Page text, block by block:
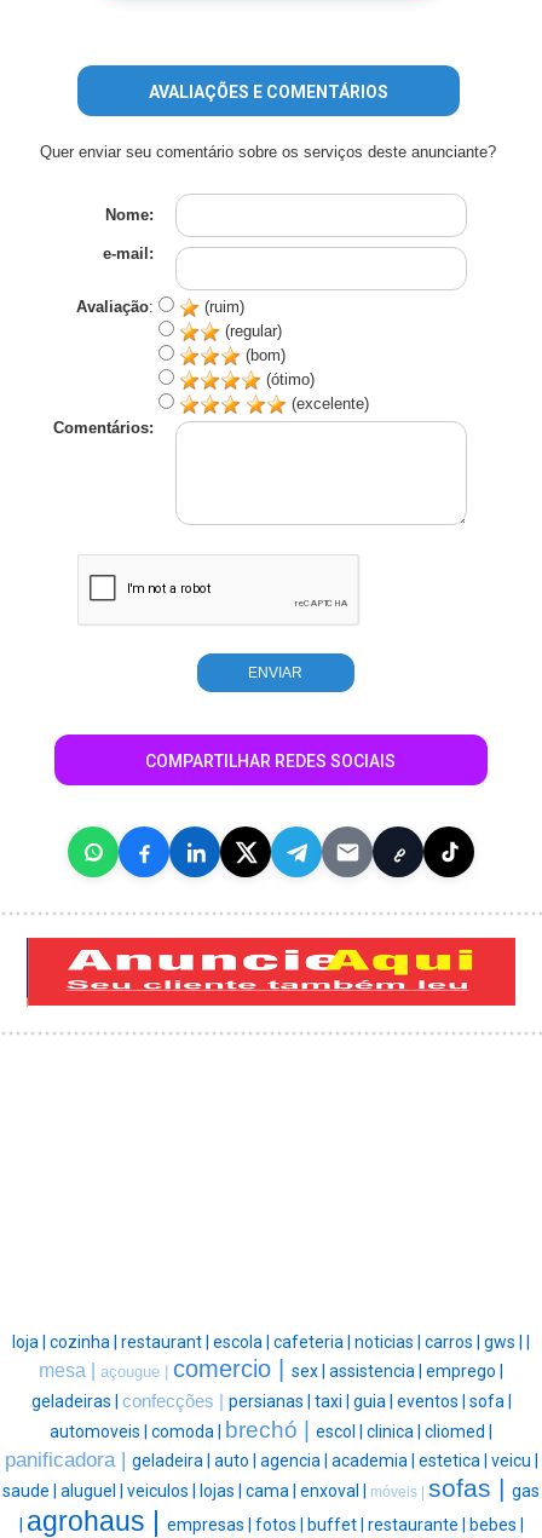
AVALIAÇÕES E COMENTÁRIOS
Quer enviar seu comentário sobre os serviços deste anunciante?
Nome:
e-mail:
Avaliação:
(ruim)
(regular)
(bom)
(ótimo)
(excelente)
Comentários:
COMPARTILHAR REDES SOCIAIS
loja | cozinha | restaurant | escola | cafeteria | noticias | carros | gws |
mesa | açougue | comercio | sex | assistencia | emprego |
geladeiras | confecções | persianas | taxi | guia | eventos | sofa |
automoveis | comoda | brechó | escol | clinica | cliomed |
panificadora | geladeira | auto | agencia | academia | estetica | veicu |
saude | aluguel | veiculos | lojas | cama | enxoval | móveis | sofas | gas
agrohaus | empresas | fotos | buffet | restaurante | bebes |